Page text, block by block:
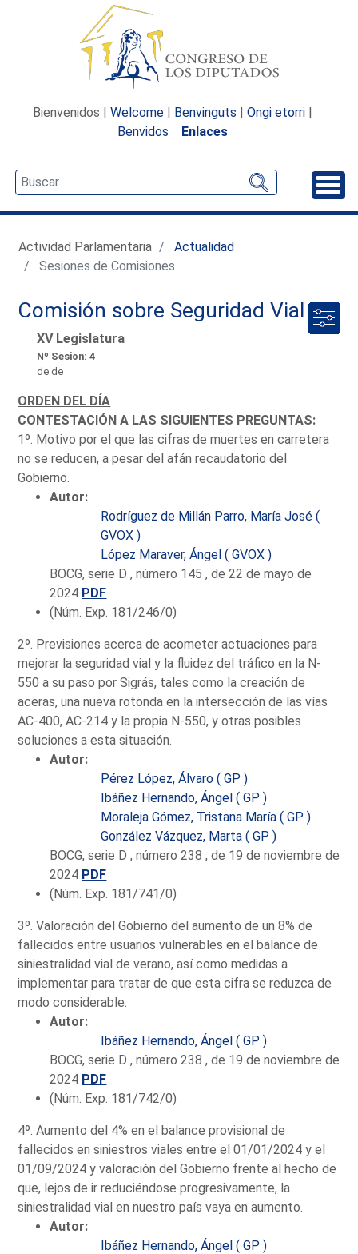
Bienvenidos | Welcome | Benvinguts | Ongi etorri |
Benvidos
Enlaces
Actividad Parlamentaria
Actualidad
Sesiones de Comisiones
Comisión sobre Seguridad Vial
XV Legislatura
Nº Sesion: 4
de de
ORDEN DEL DÍA
CONTESTACIÓN A LAS SIGUIENTES PREGUNTAS:
1º. Motivo por el que las cifras de muertes en carretera
no se reducen, a pesar del afán recaudatorio del
Gobierno.
Autor:
Rodríguez de Millán Parro, María José (
GVOX )
López Maraver, Ángel ( GVOX )
BOCG, serie D , número 145 , de 22 de mayo de
2024 PDF
(Núm. Exp. 181/246/0)
2º. Previsiones acerca de acometer actuaciones para
mejorar la seguridad vial y la fluidez del tráfico en la N-
550 a su paso por Sigrás, tales como la creación de
aceras, una nueva rotonda en la intersección de las vías
AC-400, AC-214 y la propia N-550, y otras posibles
soluciones a esta situación.
Autor:
Pérez López, Álvaro ( GP )
Ibáñez Hernando, Ángel ( GP )
Moraleja Gómez, Tristana María ( GP )
González Vázquez, Marta ( GP )
BOCG, serie D , número 238 , de 19 de noviembre de
2024 PDF
(Núm. Exp. 181/741/0)
3º. Valoración del Gobierno del aumento de un 8% de
fallecidos entre usuarios vulnerables en el balance de
siniestralidad vial de verano, así como medidas a
implementar para tratar de que esta cifra se reduzca de
modo considerable.
Autor:
Ibáñez Hernando, Ángel ( GP )
BOCG, serie D , número 238 , de 19 de noviembre de
2024 PDF
(Núm. Exp. 181/742/0)
4º. Aumento del 4% en el balance provisional de
fallecidos en siniestros viales entre el 01/01/2024 y el
01/09/2024 y valoración del Gobierno frente al hecho de
que, lejos de ir reduciéndose progresivamente, la
siniestralidad vial en nuestro país vaya en aumento.
Autor:
Ibáñez Hernando, Ángel ( GP )